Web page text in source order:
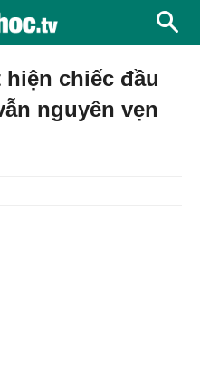
hiện chiếc đầu
nguyên vẹn